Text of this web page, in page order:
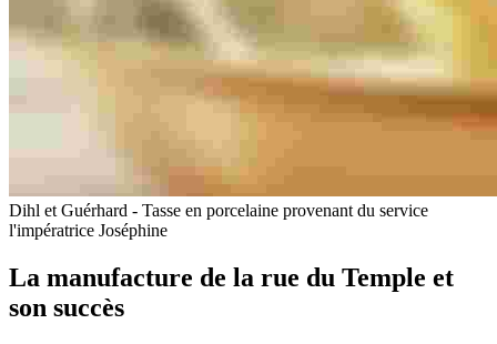
Dihl et Guérhard - Tasse en porcelaine provenant du service
l'impératrice Joséphine
La manufacture de la rue du Temple et
son succès